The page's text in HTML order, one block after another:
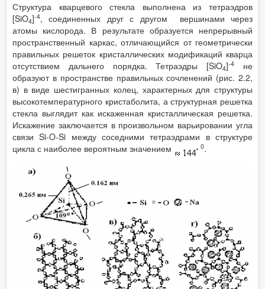
Структура кварцевого стекла выполнена из тетраэдров
[SiO4]-4, соединенных друг с другом вершинами через
атомы кислорода. В результате образуется непрерывный
пространственный каркас, отличающийся от геометрически
правильных решеток кристаллических модификаций кварца
отсутствием дальнего порядка. Тетраэдры [SiO4]-4
не
образуют в пространстве правильных сочленений (рис. 2.2,
в) в виде шестигранных колец, характерных для структуры
высокотемпературного кристаболита, а структурная решетка
стекла выглядит как искаженная кристаллическая решетка.
Искажение заключается в произвольном варьировании угла
связи Si-O-Si между соседними тетраэдрами в структуре
цикла с наиболее вероятным значением
0.